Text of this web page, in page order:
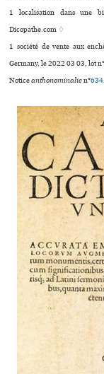
1 localisation dans une
Dicopathe.com ♢
1 société de vente aux
Germany, le 2022 03 03, lot
Noticeanthonominalien°634.